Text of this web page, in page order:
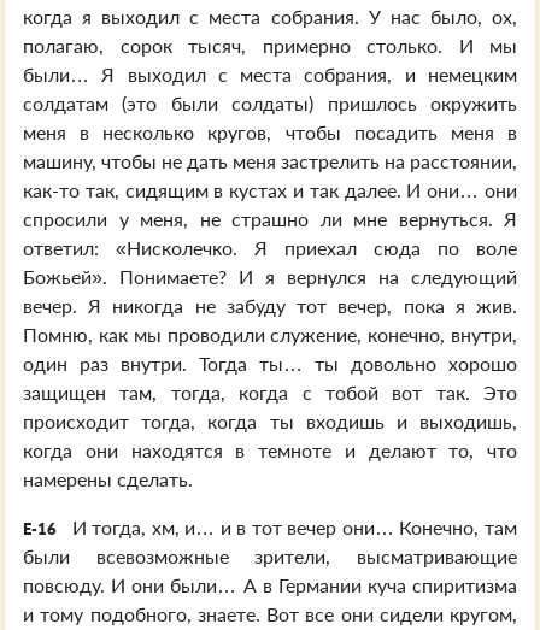
когда я выходил с места собрания. У нас было, ох,
полагаю, сорок тысяч, примерно столько. И мы
были… Я выходил с места собрания, и немецким
солдатам (это были солдаты) пришлось окружить
меня в несколько кругов, чтобы посадить меня в
машину, чтобы не дать меня застрелить на расстоянии,
как-то так, сидящим в кустах и так далее. И они… они
спросили у меня, не страшно ли мне вернуться. Я
ответил: «Нисколечко. Я приехал сюда по воле
Божьей». Понимаете? И я вернулся на следующий
вечер. Я никогда не забуду тот вечер, пока я жив.
Помню, как мы проводили служение, конечно, внутри,
один раз внутри. Тогда ты… ты довольно хорошо
защищен там, тогда, когда с тобой вот так. Это
происходит тогда, когда ты входишь и выходишь,
когда они находятся в темноте и делают то, что
намерены сделать.
E-16
И тогда, хм, и… и в тот вечер они… Конечно, там
были всевозможные зрители, высматривающие
повсюду. И они были… А в Германии куча спиритизма
и тому подобного, знаете. Вот все они сидели кругом,